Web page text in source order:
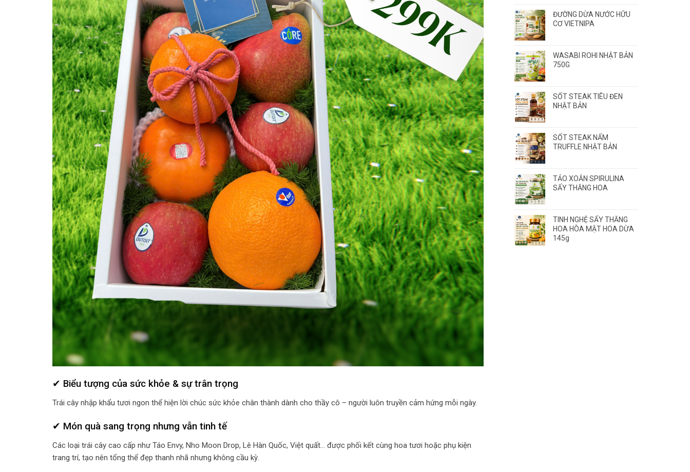
✔ Biểu tượng của sức khỏe & sự trân trọng
Trái cây nhập khẩu tươi ngon thể hiện lời chúc sức khỏe chân thành dành cho thầy cô – người luôn truyền cảm hứng mỗi ngày.
✔ Món quà sang trọng nhưng vẫn tinh tế
Các loại trái cây cao cấp như Táo Envy, Nho Moon Drop, Lê Hàn Quốc, Việt quất… được phối kết cùng hoa tươi hoặc phụ kiện
trang trí, tạo nên tổng thể đẹp thanh nhã nhưng không cầu kỳ.
ĐƯỜNG DỪA NƯỚC HỮU
CƠ VIETNIPA
WASABI ROHI NHẬT BẢN
750G
SỐT STEAK TIÊU ĐEN
NHẬT BẢN
SỐT STEAK NẤM
TRUFFLE NHẬT BẢN
TẢO XOẮN SPIRULINA
SẤY THĂNG HOA
TINH NGHỆ SẤY THĂNG
HOA HÒA MẬT HOA DỪA
145g